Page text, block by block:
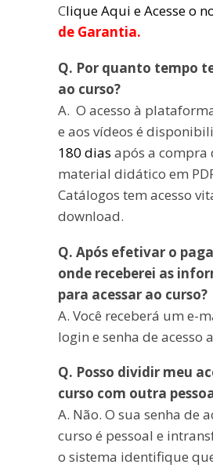
Clique Aqui e Acesse o
de Garantia.
Q. Por quanto tempo
ao curso?
A. O acesso à
e aos vídeos é
180 dias após a compra
material didático em
Catálogos tem acesso
download.
Q. Após efetivar o
onde receberei as
para acessar ao curso?
A. Você receberá um e-
login e senha de acesso
Q. Posso dividir meu
curso com outra
A. Não. O sua senha de
curso é pessoal e
o sistema identifique